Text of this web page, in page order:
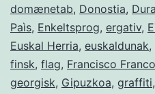
domænetab, Donostia,
Paìs, Enkeltsprog, ergativ,
Euskal Herria, euskaldunak,
finsk, flag, Francisco Franco
georgisk, Gipuzkoa, graffiti,